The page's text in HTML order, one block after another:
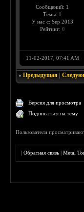
Сообщений: 1
Темы: 1
У нас с: Sep 2013
Рейтинг: 0
11-02-2017, 07:41 AM
«Предыдущая |
Версия для просмотра
Подписаться на тему
Пользователи
|Обратная связь |Metal